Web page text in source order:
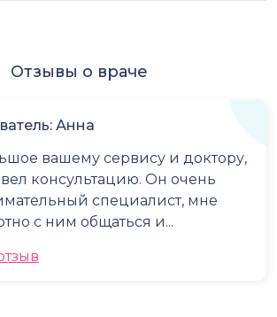
Отзывы о враче
Анна
вашему сервису и доктору,
консультацию. Он очень
специалист, мне
с ним общаться и...